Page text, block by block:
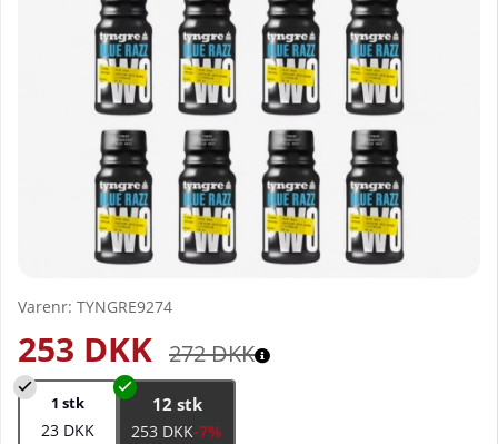
Varenr: TYNGRE9274
272DKK
253 DKK
1 stk
23 DKK
12 stk
253 DKK-7%